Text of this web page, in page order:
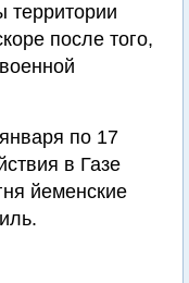
территории
после того,
по 17
в Газе
йеменские